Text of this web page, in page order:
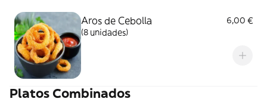
Aros de Cebolla
6,00 €
(8 unidades)
Platos Combinados